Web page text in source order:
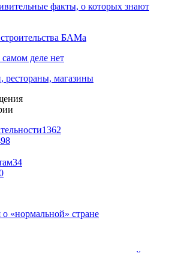
факты, о которых знают
БАМа
деле нет
рестораны, магазины
1362
34
«нормальной» стране